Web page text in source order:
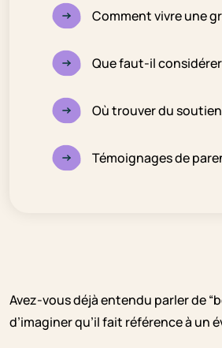
Comment vivre une
Que faut-il
Où trouver du
Témoignages de
Avez-vous déjà entendu parler de
d’imaginer qu’il fait référence à